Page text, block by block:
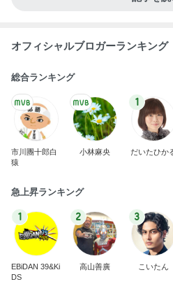
オフィシャルブロガーランキング
総合ランキング
市川團十郎白
猿
小林麻央
1
だいたひか
急上昇ランキング
1
EBiDAN 39&Ki
DS
2
高山善廣
3
こいたん